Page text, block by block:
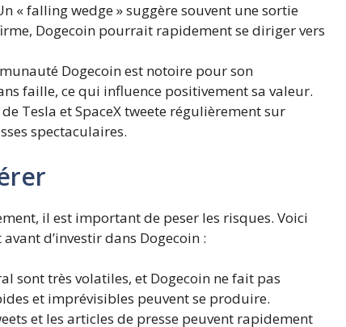
« falling wedge » suggère souvent une sortie
Dogecoin pourrait rapidement se diriger vers
Dogecoin est notoire pour son
faille, ce qui influence positivement sa valeur.
de Tesla et SpaceX tweete régulièrement sur
spectaculaires.
il est important de peser les risques. Voici
d’investir dans Dogecoin :
sont très volatiles, et Dogecoin ne fait pas
et imprévisibles peuvent se produire.
et les articles de presse peuvent rapidement